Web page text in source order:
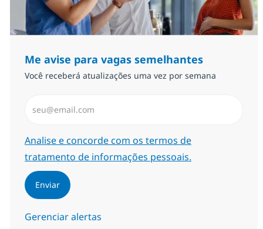
Me avise para vagas semelhantes
Você receberá atualizações uma vez por semana
Required
Analise e concorde com os termos de
tratamento de informações pessoais.
Enviar
Gerenciar alertas